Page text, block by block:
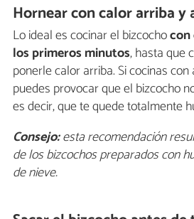
Hornear con calor arriba y
Lo ideal es cocinar el bizcocho
los primeros minutos, hasta que
ponerle calor arriba. Si cocinas
puedes provocar que el bizcocho
es decir, que te quede totalmente
Consejo:esta recomendación
de los bizcochos preparados con
de nieve.